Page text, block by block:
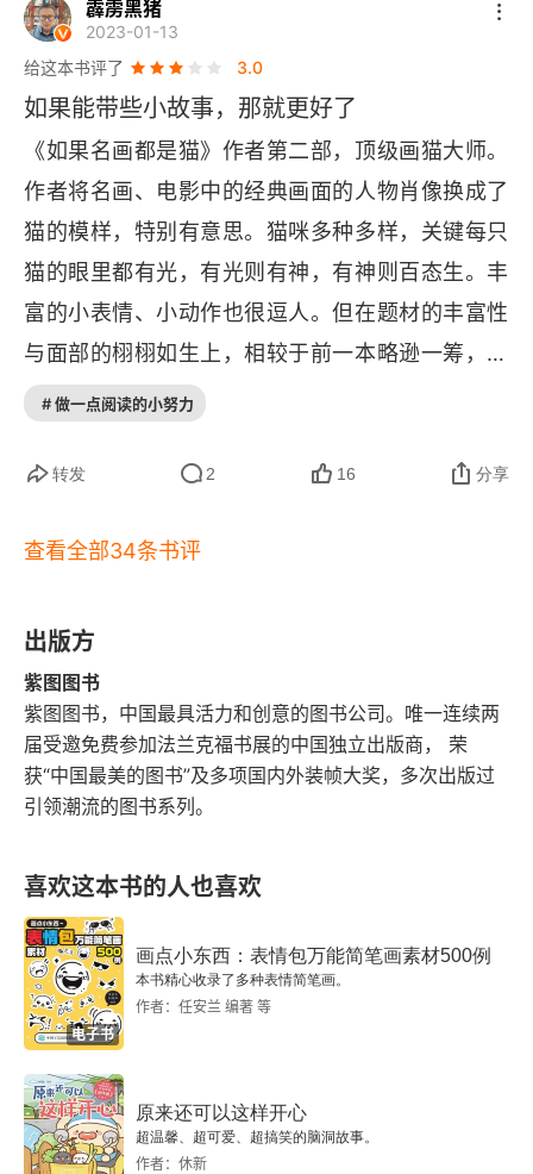
霹雳黑猪
2023-01-13
给这本书评了
3.0
如果能带些小故事，那就更好了
《如果名画都是猫》作者第二部，顶级画猫大师。
作者将名画、电影中的经典画面的人物肖像换成了
猫的模样，特别有意思。猫咪多种多样，关键每只
猫的眼里都有光，有光则有神，有神则百态生。丰
富的小表情、小动作也很逗人。但在题材的丰富性
与面部的栩栩如生上，相较于前一本略逊一筹，整
体三星半。喜欢猫咪画的朋友，推荐《就喜欢你看
# 做一点阅读的小努力
转发 2 16 分享
查看全部34条书评
出版方
紫图图书
紫图图书，中国最具活力和创意的图书公司。唯一连续两
届受邀免费参加法兰克福书展的中国独立出版商， 荣
获“中国最美的图书”及多项国内外装帧大奖，多次出版过
引领潮流的图书系列。
喜欢这本书的人也喜欢
电子书
画点小东西：表情包万能简笔画素材500例
本书精心收录了多种表情简笔画。
作者：任安兰 编著 等
原来还可以这样开心
超温馨、超可爱、超搞笑的脑洞故事。
作者：休新